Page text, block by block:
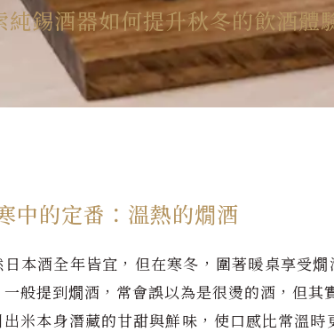
高岡職人
典藏日本風情
品牌合作系列
Sylvie Amar
純錫酒器如何提升秋冬的飲酒體
中的定番：溫熱的燗酒
日本酒全年皆宜，但在寒冬，圍著暖桌享受
一般提到燗酒，常會誤以為是很燙的酒，但
出米本身潛藏的甘甜與鮮味，使口感比常溫